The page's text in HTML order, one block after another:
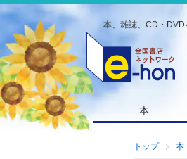
本、雑誌、CD・DVD
本
トップ 本